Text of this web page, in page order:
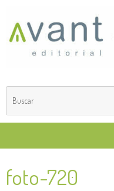
contenido
foto-720